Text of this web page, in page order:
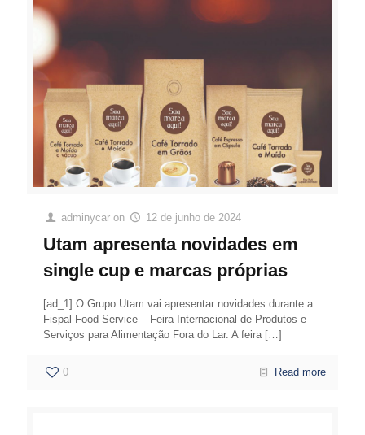
adminycar on 12 de junho de 2024
Utam apresenta novidades em
single cup e marcas próprias
[ad_1] O Grupo Utam vai apresentar novidades durante a
Fispal Food Service – Feira Internacional de Produtos e
Serviços para Alimentação Fora do Lar. A feira[…]
0 Read more